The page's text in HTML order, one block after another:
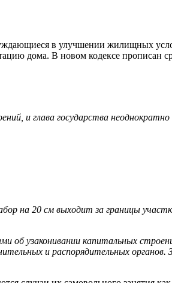
в улучшении жилищных
дома. В новом кодексе прописан
и глава государства
на 20 см выходит за границы
об узаконивании капитальных
и распорядительных органов.